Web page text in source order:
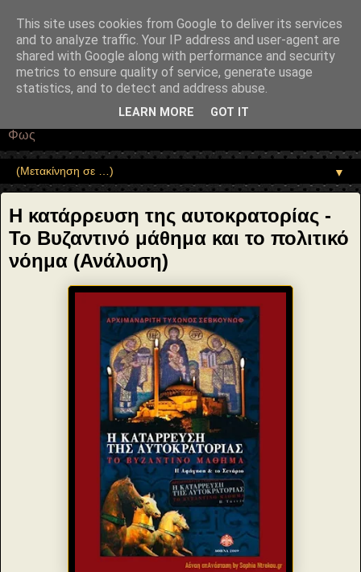
"potentialAction": { "@type": "ReadAction", "target":
"https://www.sophia-ntrekou.gr/2020/05/i-katarreusi-tis-
autokratorias.html" } }
Αέναη επΑνάσταση
• Επιστήμη • Ψυχολογία • Λογοτεχνία • Τέχνες • Θεολογία •
Φιλοσοφία • Στοχασμοί... για τη μνήμη, τον άνθρωπο και το
Φως
▼
Η κατάρρευση της αυτοκρατορίας -
Το Βυζαντινό μάθημα και το πολιτικό
νόημα (Ανάλυση)
This site uses cookies from Google to deliver its services
and to analyze traffic. Your IP address and user-agent are
shared with Google along with performance and security
metrics to ensure quality of service, generate usage
statistics, and to detect and address abuse.
LEARN MORE GOT IT